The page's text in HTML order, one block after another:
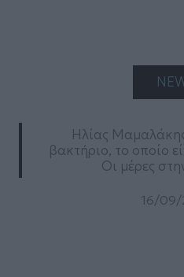
Ηλίας
βακτήριο, το οποίο
Οι μέρες
16/09/